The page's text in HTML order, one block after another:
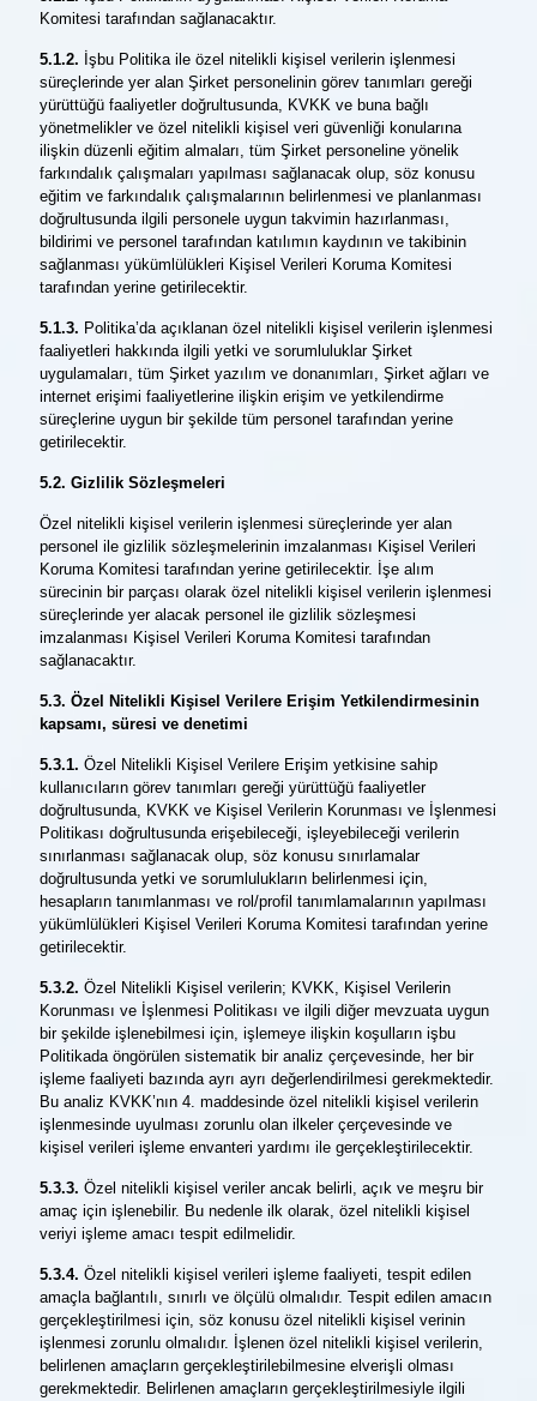
Komitesi tarafından sağlanacaktır.
5.1.2. İşbu Politika ile özel nitelikli kişisel verilerin işlenmesi
süreçlerinde yer alan Şirket personelinin görev tanımları gereği
yürüttüğü faaliyetler doğrultusunda, KVKK ve buna bağlı
yönetmelikler ve özel nitelikli kişisel veri güvenliği konularına
ilişkin düzenli eğitim almaları, tüm Şirket personeline yönelik
farkındalık çalışmaları yapılması sağlanacak olup, söz konusu
eğitim ve farkındalık çalışmalarının belirlenmesi ve planlanması
doğrultusunda ilgili personele uygun takvimin hazırlanması,
bildirimi ve personel tarafından katılımın kaydının ve takibinin
sağlanması yükümlülükleri Kişisel Verileri Koruma Komitesi
tarafından yerine getirilecektir.
5.1.3. Politika’da açıklanan özel nitelikli kişisel verilerin işlenmesi
faaliyetleri hakkında ilgili yetki ve sorumluluklar Şirket
uygulamaları, tüm Şirket yazılım ve donanımları, Şirket ağları ve
internet erişimi faaliyetlerine ilişkin erişim ve yetkilendirme
süreçlerine uygun bir şekilde tüm personel tarafından yerine
getirilecektir.
5.2. Gizlilik Sözleşmeleri
Özel nitelikli kişisel verilerin işlenmesi süreçlerinde yer alan
personel ile gizlilik sözleşmelerinin imzalanması Kişisel Verileri
Koruma Komitesi tarafından yerine getirilecektir. İşe alım
sürecinin bir parçası olarak özel nitelikli kişisel verilerin işlenmesi
süreçlerinde yer alacak personel ile gizlilik sözleşmesi
imzalanması Kişisel Verileri Koruma Komitesi tarafından
sağlanacaktır.
5.3. Özel Nitelikli Kişisel Verilere Erişim Yetkilendirmesinin
kapsamı, süresi ve denetimi
5.3.1. Özel Nitelikli Kişisel Verilere Erişim yetkisine sahip
kullanıcıların görev tanımları gereği yürüttüğü faaliyetler
doğrultusunda, KVKK ve Kişisel Verilerin Korunması ve İşlenmesi
Politikası doğrultusunda erişebileceği, işleyebileceği verilerin
sınırlanması sağlanacak olup, söz konusu sınırlamalar
doğrultusunda yetki ve sorumlulukların belirlenmesi için,
hesapların tanımlanması ve rol/profil tanımlamalarının yapılması
yükümlülükleri Kişisel Verileri Koruma Komitesi tarafından yerine
getirilecektir.
5.3.2. Özel Nitelikli Kişisel verilerin; KVKK, Kişisel Verilerin
Korunması ve İşlenmesi Politikası ve ilgili diğer mevzuata uygun
bir şekilde işlenebilmesi için, işlemeye ilişkin koşulların işbu
Politikada öngörülen sistematik bir analiz çerçevesinde, her bir
işleme faaliyeti bazında ayrı ayrı değerlendirilmesi gerekmektedir.
Bu analiz KVKK’nın 4. maddesinde özel nitelikli kişisel verilerin
işlenmesinde uyulması zorunlu olan ilkeler çerçevesinde ve
kişisel verileri işleme envanteri yardımı ile gerçekleştirilecektir.
5.3.3. Özel nitelikli kişisel veriler ancak belirli, açık ve meşru bir
amaç için işlenebilir. Bu nedenle ilk olarak, özel nitelikli kişisel
veriyi işleme amacı tespit edilmelidir.
5.3.4. Özel nitelikli kişisel verileri işleme faaliyeti, tespit edilen
amaçla bağlantılı, sınırlı ve ölçülü olmalıdır. Tespit edilen amacın
gerçekleştirilmesi için, söz konusu özel nitelikli kişisel verinin
işlenmesi zorunlu olmalıdır. İşlenen özel nitelikli kişisel verilerin,
belirlenen amaçların gerçekleştirilebilmesine elverişli olması
gerekmektedir. Belirlenen amaçların gerçekleştirilmesiyle ilgili